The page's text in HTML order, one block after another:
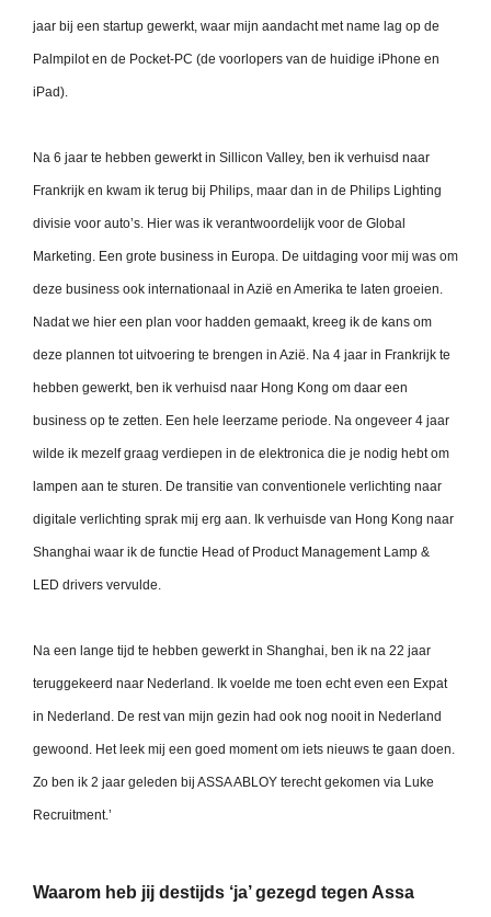
jaar bij een startup gewerkt, waar mijn aandacht met name lag op de
Palmpilot en de Pocket-PC (de voorlopers van de huidige iPhone en
iPad).
Na 6 jaar te hebben gewerkt in Sillicon Valley, ben ik verhuisd naar
Frankrijk en kwam ik terug bij Philips, maar dan in de Philips Lighting
divisie voor auto’s. Hier was ik verantwoordelijk voor de Global
Marketing. Een grote business in Europa. De uitdaging voor mij was om
deze business ook internationaal in Azië en Amerika te laten groeien.
Nadat we hier een plan voor hadden gemaakt, kreeg ik de kans om
deze plannen tot uitvoering te brengen in Azië. Na 4 jaar in Frankrijk te
hebben gewerkt, ben ik verhuisd naar Hong Kong om daar een
business op te zetten. Een hele leerzame periode. Na ongeveer 4 jaar
wilde ik mezelf graag verdiepen in de elektronica die je nodig hebt om
lampen aan te sturen. De transitie van conventionele verlichting naar
digitale verlichting sprak mij erg aan. Ik verhuisde van Hong Kong naar
Shanghai waar ik de functie Head of Product Management Lamp &
LED drivers vervulde.
Na een lange tijd te hebben gewerkt in Shanghai, ben ik na 22 jaar
teruggekeerd naar Nederland. Ik voelde me toen echt even een Expat
in Nederland. De rest van mijn gezin had ook nog nooit in Nederland
gewoond. Het leek mij een goed moment om iets nieuws te gaan doen.
Zo ben ik 2 jaar geleden bij ASSA ABLOY terecht gekomen via Luke
Recruitment.’
Waarom heb jij destijds ‘ja’ gezegd tegen Assa